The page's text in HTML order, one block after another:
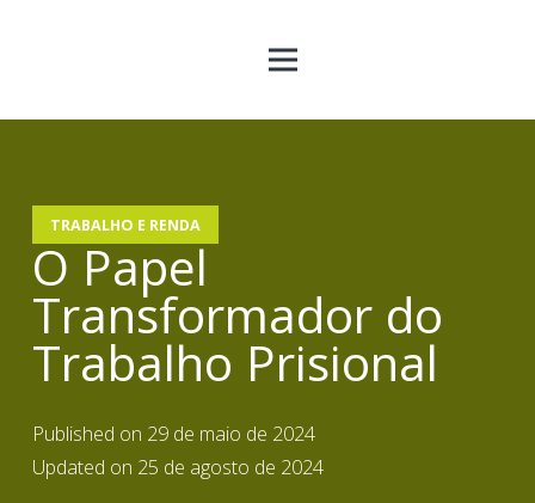
TRABALHO E RENDA
O Papel
Transformador do
Trabalho Prisional
Published on 29 de maio de 2024
Updated on 25 de agosto de 2024